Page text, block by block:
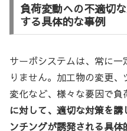
負荷変動への不適切
する具体的な事例
サーボシステムは、常に
りません。加工物の変更
変化など、様々な要因で負
に対して、適切な対策を
ンチングが誘発される具体